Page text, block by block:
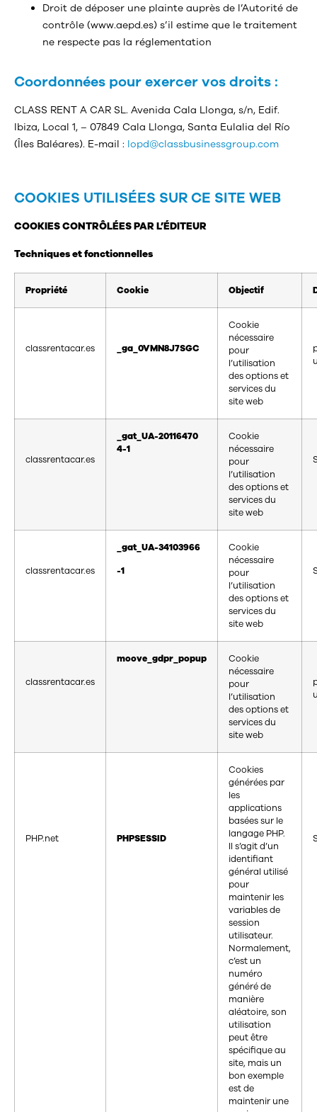
Droit de déposer une plainte auprès de l’Autorité de
contrôle (www.aepd.es) s’il estime que le traitement
ne respecte pas la réglementation
Coordonnées pour exercer vos droits :
CLASS RENT A CAR SL. Avenida Cala Llonga, s/n, Edif.
Ibiza, Local 1, – 07849 Cala Llonga, Santa Eulalia del Río
(Îles Baléares). E-mail : lopd@classbusinessgroup.com
COOKIES UTILISÉES SUR CE SITE WEB
COOKIES CONTRÔLÉES PAR L’ÉDITEUR
Techniques et fonctionnelles
Propriété Cookie Objectif
classrentacar.es _ga_0VMN8J7SGC
Cookie
nécessaire
pour
l’utilisation
des options et
services du
site web
classrentacar.es
_gat_UA-20116470
4-1
Cookie
nécessaire
pour
l’utilisation
des options et
services du
site web
classrentacar.es
_gat_UA-34103966
-1
Cookie
nécessaire
pour
l’utilisation
des options et
services du
site web
classrentacar.es
moove_gdpr_popup
Cookie
nécessaire
pour
l’utilisation
des options et
services du
site web
PHP.net PHPSESSID
Cookies
générées par
les
applications
basées sur le
langage PHP.
Il s’agit d’un
identifiant
général utilisé
pour
maintenir les
variables de
session
utilisateur.
Normalement,
c’est un
numéro
généré de
manière
aléatoire, son
utilisation
peut être
spécifique au
site, mais un
bon exemple
est de
maintenir une